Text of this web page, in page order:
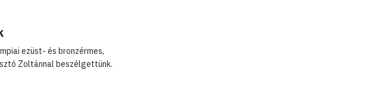
ezüst- és bronzérmes,
Zoltánnal beszélgettünk.